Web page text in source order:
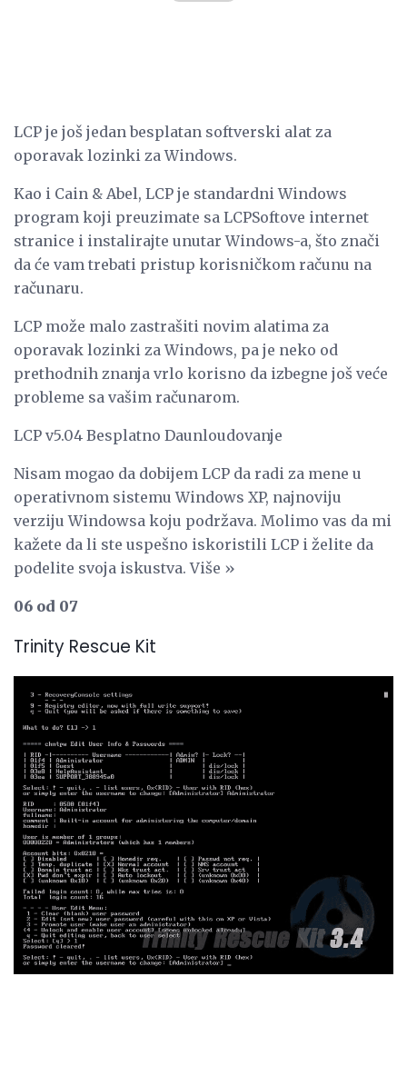
LCP je još jedan besplatan softverski alat za
oporavak lozinki za Windows.
Kao i Cain & Abel, LCP je standardni Windows
program koji preuzimate sa LCPSoftove internet
stranice i instalirajte unutar Windows-a, što znači
da će vam trebati pristup korisničkom računu na
računaru.
LCP može malo zastrašiti novim alatima za
oporavak lozinki za Windows, pa je neko od
prethodnih znanja vrlo korisno da izbegne još veće
probleme sa vašim računarom.
LCP v5.04 Besplatno Daunloudovanje
Nisam mogao da dobijem LCP da radi za mene u
operativnom sistemu Windows XP, najnoviju
verziju Windowsa koju podržava. Molimo vas da mi
kažete da li ste uspešno iskoristili LCP i želite da
podelite svoja iskustva. Više »
06 od 07
Trinity Rescue Kit